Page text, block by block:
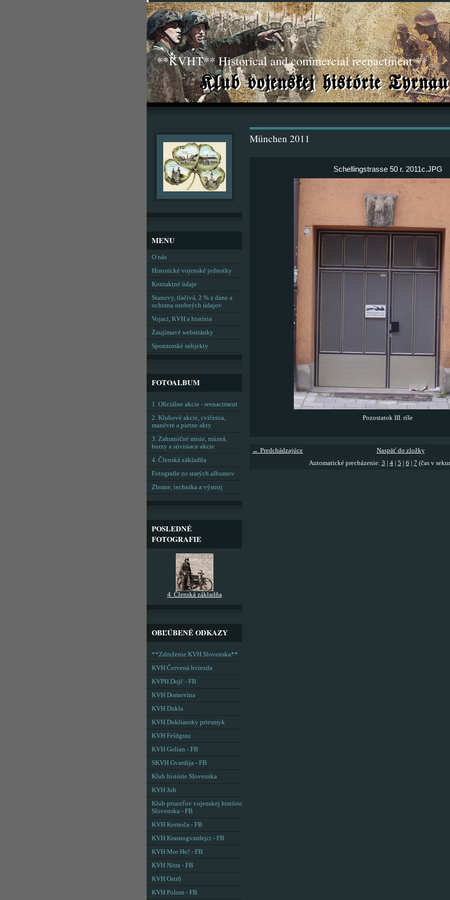
**KVHT** Historical and commercial reenactment **
München 2011
Schellingstrasse 50 r. 2011c.JPG
Pozostatok III. ríše
← Predchádzajúce
Naspäť do zložky
Automatické precházenie: 3 4| 5 6 7 (čas v
MENU
O nás
Historické vojenské jednotky
Kontaktné údaje
Stanovy, tlačivá, 2 % z dane a
ochrana osobných údajov
Vojaci, KVH a história
Zaujímavé webstránky
Sponzorské subjekty
FOTOALBUM
1. Oficiálne akcie - reenactment
2. Klubové akcie, cvičenia,
manévre a pietne akty
3. Zahraničné misie, múzeá,
burzy a súvisiace akcie
4. Členská základňa
Fotografie zo starých albumov
Zbrane, technika a výstroj
POSLEDNÉ
FOTOGRAFIE
4. Členská základňa
OBĽÚBENÉ ODKAZY
**Združenie KVH Slovenska**
KVH Červená hviezda
KVPH Dojč - FB
KVH Domovina
KVH Dukla
KVH Dukliansky priesmyk
KVH Feldgrau
KVH Golian - FB
SKVH Gvardija - FB
Klub histórie Slovenska
KVH Juh
Klub priateľov vojenskej histórie
Slovenska - FB
KVH Komoča - FB
KVH Krasnogvardejci - FB
KVH Mor Ho! - FB
KVH Nitra - FB
KVH Ostrô
KVH Polom - FB